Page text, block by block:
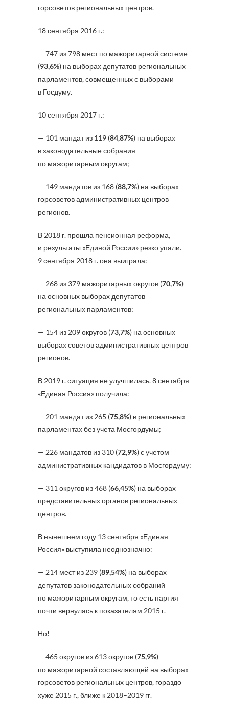
горсоветов региональных центров.
18 сентября 2016 г.:
— 747 из 798 мест по мажоритарной системе
(93,6%) на выборах депутатов региональных
парламентов, совмещенных с выборами
в Госдуму.
10 сентября 2017 г.:
— 101 мандат из 119 (84,87%) на выборах
в законодательные собрания
по мажоритарным округам;
— 149 мандатов из 168 (88,7%) на выборах
горсоветов административных центров
регионов.
В 2018 г. прошла пенсионная реформа,
и результаты «Единой России» резко упали.
9 сентября 2018 г. она выиграла:
— 268 из 379 мажоритарных округов (70,7%)
на основных выборах депутатов
региональных парламентов;
— 154 из 209 округов (73,7%) на основных
выборах советов административных центров
регионов.
В 2019 г. ситуация не улучшилась. 8 сентября
«Единая Россия» получила:
— 201 мандат из 265 (75,8%) в региональных
парламентах без учета Мосгордумы;
— 226 мандатов из 310 (72,9%) с учетом
административных кандидатов в Мосгордуму;
— 311 округов из 468 (66,45%) на выборах
представительных органов региональных
центров.
В нынешнем году 13 сентября «Единая
Россия» выступила неоднозначно:
— 214 мест из 239 (89,54%) на выборах
депутатов законодательных собраний
по мажоритарным округам, то есть партия
почти вернулась к показателям 2015 г.
Но!
— 465 округов из 613 округов (75,9%)
по мажоритарной составляющей на выборах
горсоветов региональных центров, гораздо
хуже 2015 г., ближе к 2018–2019 гг.